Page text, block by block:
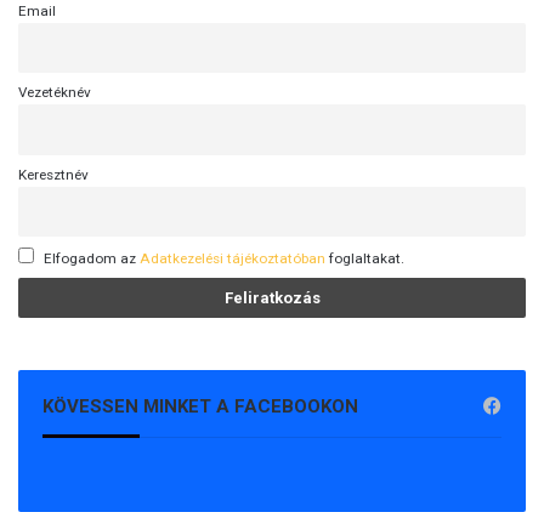
Email
Vezetéknév
Keresztnév
Elfogadom az Adatkezelési tájékoztatóban foglaltakat.
KÖVESSEN MINKET A FACEBOOKON